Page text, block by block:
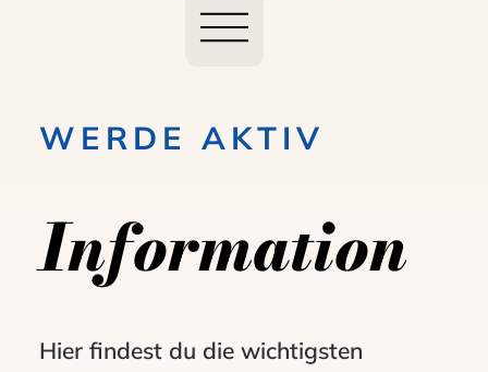
WERDE AKTIV
Information
Hier findest du die wichtigsten